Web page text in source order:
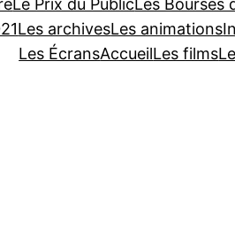
Le Prix du PublicLes Bourses
Les archivesLes animations
Les ÉcransAccueilLes films